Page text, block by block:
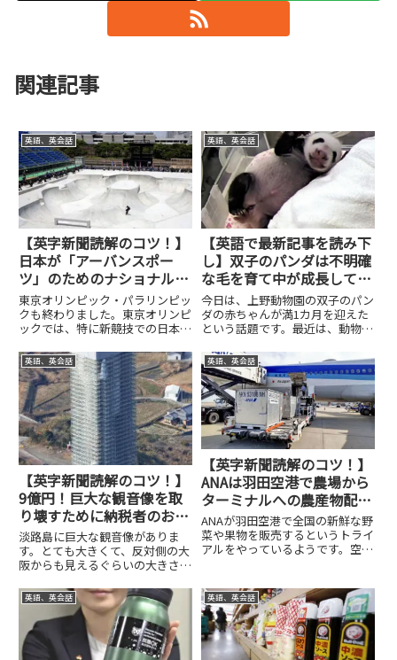
関連記事
英語、英会話
【英字新聞読解のコツ！】
日本が「アーバンスポー
ツ」のためのナショナルト
レーニングセンターを設
立！
東京オリンピック・パラリンピッ
クも終わりました。東京オリンピ
ックでは、特に新競技での日本人
も、10代の若い選手の活躍がす
ごかったです。主に、「アーバン
スポーツ」言われる分野のスポー
ツですが、まだ新しいスポーツ
な...
英語、英会話
【英語で最新記事を読み下
し】双子のパンダは不明確
な毛を育て中が成長してい
ます！
今日は、上野動物園の双子のパン
ダの赤ちゃんが満1カ月を迎えた
という話題です。最近は、動物園
か？東京は、今は緊急事態宣言が
出ているので、動物園もしまてい
るのかもしれません。一方で、昨
日から東京オリンピックが始まり
ま...
英語、英会話
【英字新聞読解のコツ！】
9億円！巨大な観音像を取
り壊すために納税者のお金
が使用される！
淡路島に巨大な観音像がありま
す。とても大きくて、反対側の大
阪からも見えるぐらいの大きさの
されることになったようです。そ
の取り壊し費用は、国が持つこと
になっているようで…。どうして
このようなことになったのでしょ
う...
英語、英会話
【英字新聞読解のコツ！】
ANAは羽田空港で農場から
ターミナルへの農産物配送
プログラムをテストしま
す！
ANAが羽田空港で全国の新鮮な野
菜や果物を販売するというトライ
アルをやっているようです。空い
果物を運ぶ。そして、空港でそれ
を販売するということのようで
す。全国から航空機が集まる羽
田...
英語、英会話 英語、英会話